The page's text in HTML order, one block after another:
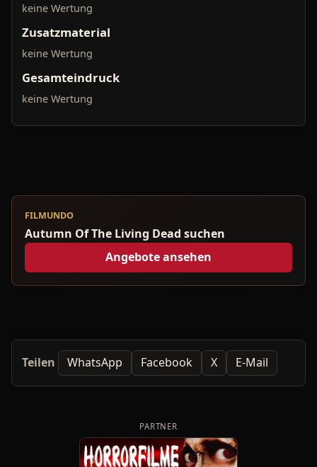
keine Wertung
Zusatzmaterial
keine Wertung
Gesamteindruck
keine Wertung
FILMUNDO
Autumn Of The Living Dead suchen
Angebote ansehen
Teilen WhatsApp Facebook X E-Mail
PARTNER